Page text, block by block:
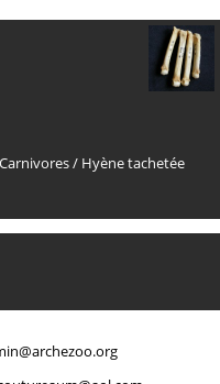
Carnivores/ Hyène tachetée